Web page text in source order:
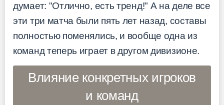
думает: "Отлично, есть тренд!" А на деле все
эти три матча были пять лет назад, составы
полностью поменялись, и вообще одна из
команд теперь играет в другом дивизионе.
Влияние конкретных игроков
и команд